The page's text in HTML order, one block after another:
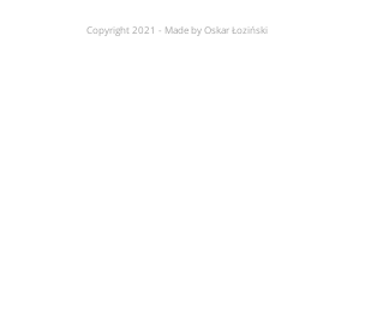
Copyright 2021 - Made by Oskar Łoziński